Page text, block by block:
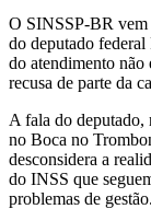
O SINSSP-BR vem
do deputado
do atendimento não
recusa de parte da
A fala do deputado,
no Boca no
desconsidera a
do INSS que
problemas de gestão.